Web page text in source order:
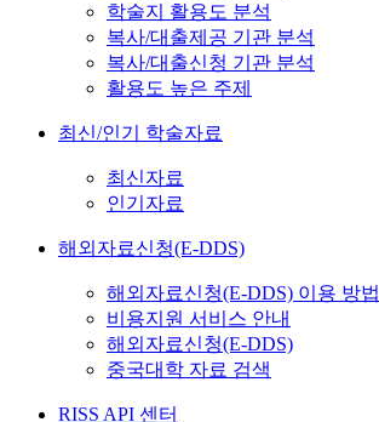
학술지 활용도 분석
복사/대출제공 기관 분석
복사/대출신청 기관 분석
활용도 높은 주제
최신/인기 학술자료
최신자료
인기자료
해외자료신청(E-DDS)
해외자료신청(E-DDS) 이용 방법
비용지원 서비스 안내
해외자료신청(E-DDS)
중국대학 자료 검색
RISS API 센터